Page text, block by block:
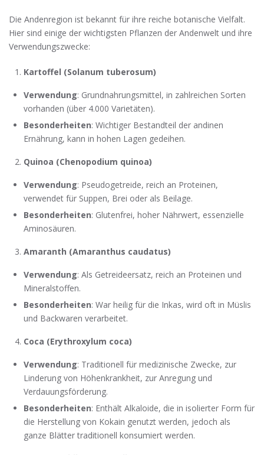
Die Andenregion ist bekannt für ihre reiche botanische Vielfalt.
Hier sind einige der wichtigsten Pflanzen der Andenwelt und ihre
Verwendungszwecke:
Kartoffel (Solanum tuberosum)
Verwendung: Grundnahrungsmittel, in zahlreichen Sorten
vorhanden (über 4.000 Varietäten).
Besonderheiten: Wichtiger Bestandteil der andinen
Ernährung, kann in hohen Lagen gedeihen.
Quinoa (Chenopodium quinoa)
Verwendung: Pseudogetreide, reich an Proteinen,
verwendet für Suppen, Brei oder als Beilage.
Besonderheiten: Glutenfrei, hoher Nährwert, essenzielle
Aminosäuren.
Amaranth (Amaranthus caudatus)
Verwendung: Als Getreideersatz, reich an Proteinen und
Mineralstoffen.
Besonderheiten: War heilig für die Inkas, wird oft in Müslis
und Backwaren verarbeitet.
Coca (Erythroxylum coca)
Verwendung: Traditionell für medizinische Zwecke, zur
Linderung von Höhenkrankheit, zur Anregung und
Verdauungsförderung.
Besonderheiten: Enthält Alkaloide, die in isolierter Form für
die Herstellung von Kokain genutzt werden, jedoch als
ganze Blätter traditionell konsumiert werden.